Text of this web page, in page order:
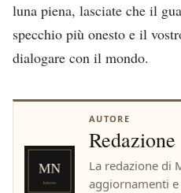
luna piena, lasciate che il
specchio più onesto e il
dialogare con il mondo.
AUTORE
Redazione
La redazione di
aggiornamenti